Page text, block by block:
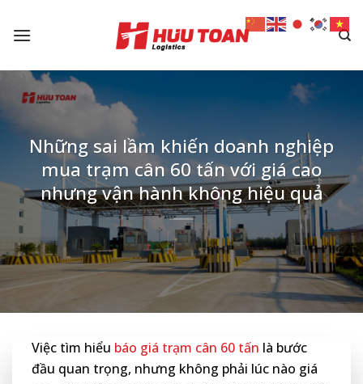
Những sai lầm khiến doanh nghiệp
mua trạm cân 60 tấn với giá cao
nhưng vận hành không hiệu quả
Việc tìm hiểu báo giá trạm cân 60 tấn là bước
đầu quan trọng, nhưng không phải lúc nào giá